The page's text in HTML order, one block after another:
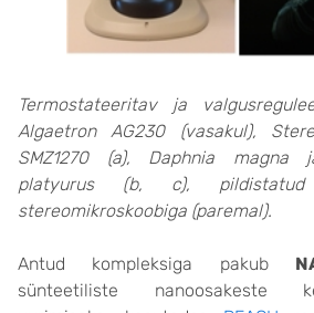
Termostateeritav ja
Algaetron AG230 (vasakul),
SMZ1270 (a), Daphnia magna
platyurus (b, c), pildistatud
stereomikroskoobiga (paremal).
Antud kompleksiga pakub
sünteetiliste nanoosakeste